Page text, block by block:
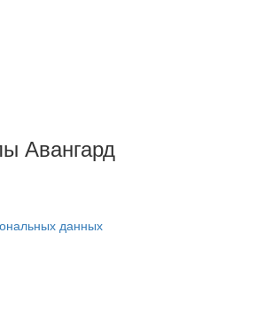
Авангард
данных